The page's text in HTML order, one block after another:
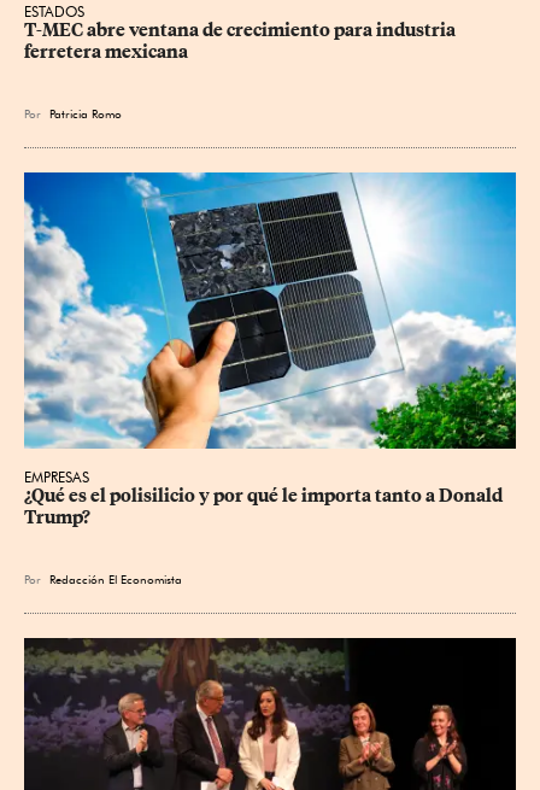
ESTADOS
T-MEC abre ventana de crecimiento para industria
ferretera mexicana
Por Patricia Romo
EMPRESAS
¿Qué es el polisilicio y por qué le importa tanto a Donald
Trump?
Por Redacción El Economista